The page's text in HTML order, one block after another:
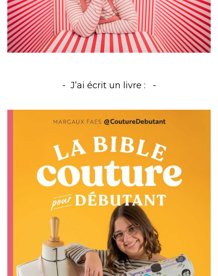
J’ai écrit un livre :